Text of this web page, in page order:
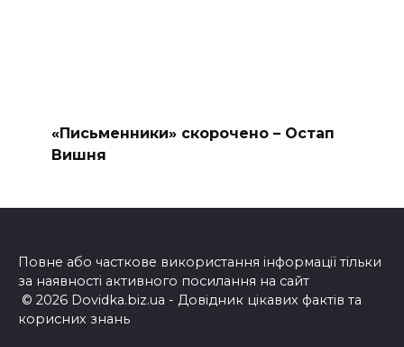
«Письменники» скорочено – Остап
Вишня
Повне або часткове використання інформації тільки
за наявності активного посилання на сайт
© 2026 Dovidka.biz.ua - Довідник цікавих фактів та
корисних знань